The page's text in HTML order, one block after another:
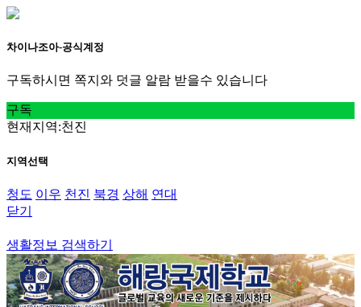
차이나조아-공식계정
구독하시면 쪽지와 덧글 알람 받을수 있습니다
구독
현재지역:천진
지역선택
청도 이우 천진 북경 상해 연대
닫기
생활정보 검색하기